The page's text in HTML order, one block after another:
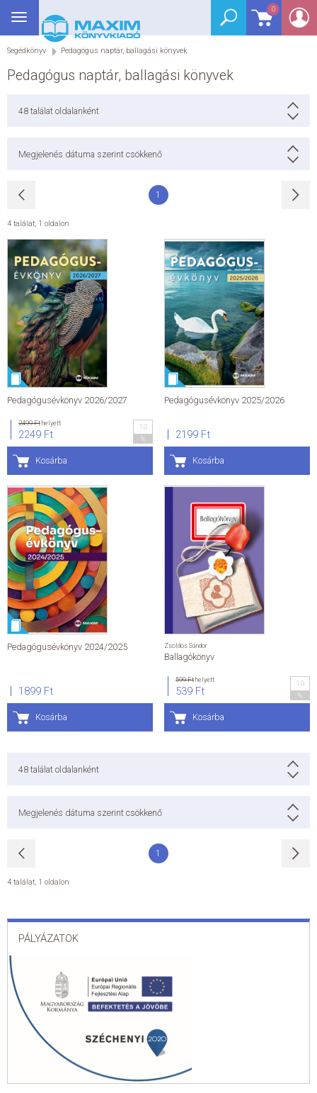
0
Toggle
navigation
Segédkönyv Pedagógus naptár, ballagási könyvek
Pedagógus naptár, ballagási könyvek
48 találat oldalanként
Megjelenés dátuma szerint csökkenő
1
4 találat, 1 oldalon
Pedagógusévkönyv 2026/2027
2499 Fthelyett
2249 Ft
10
Kosárba
Pedagógusévkönyv 2025/2026
2199 Ft
Kosárba
Pedagógusévkönyv 2024/2025
1899 Ft
Kosárba
Zsoldos Sándor
Ballagókönyv
599 Fthelyett
539 Ft
10
Kosárba
48 találat oldalanként
Megjelenés dátuma szerint csökkenő
1
4 találat, 1 oldalon
PÁLYÁZATOK
BEJELENTKEZÉS
SEGÉDKÖNYV
DREAM KÖNYVEK
E-KÖNYVEK
SEGÍTHETEK?
HÍREK
ÁLTALÁNOS SZERZŐDÉSI FELTÉTELEK
ADATKEZELÉSI ÉS ADATVÉDELMI SZABÁLYZAT